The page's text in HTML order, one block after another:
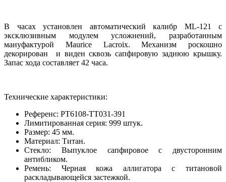
В часах установлен автоматический калибр ML-121 с
эксклюзивным модулем усложнений, разработанным
мануфактурой Maurice Lacroix. Механизм роскошно
декорирован и виден сквозь сапфировую заднюю крышку.
Запас хода составляет 42 часа.
Технические характеристики:
Референс: PT6108-TT031-391
Лимитированная серия: 999 штук.
Размер: 45 мм.
Материал: Титан.
Стекло: Выпуклое сапфировое с двусторонним
антибликом.
Ремень: Черная кожа аллигатора с титановой
раскладывающейся застежкой.